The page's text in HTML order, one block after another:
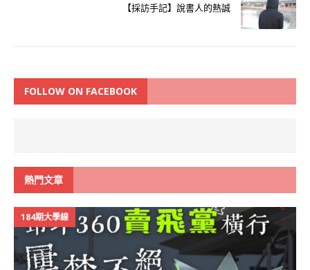
【採訪手記】說書人的熱誠
FOLLOW ON FACEBOOK
熱門文章
184期大學線